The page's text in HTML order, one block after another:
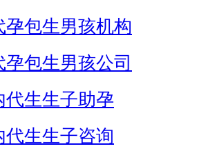
孕包生男孩机构
孕包生男孩公司
代生生子助孕
代生生子咨询